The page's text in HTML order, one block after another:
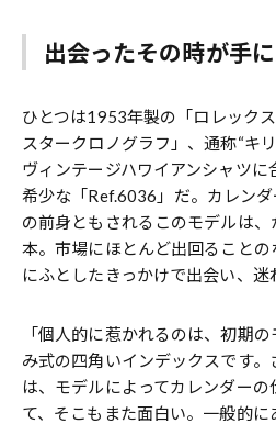
出会ったその時が手
ひとつは1953年製の「ロレック
スタークロノグラフ」、通称“キ
ヴィンテージハワイアンシャツ
希少な「Ref.6036」だ。カレン
の前身ともされるこのモデルは
本。市場にほとんど出回ること
にふとしたきっかけで出会い、迷
「個人的に惹かれるのは、初期
み式の四角いインデックスです
は、モデルによってカレンダー
て、そこもまた面白い。一般的